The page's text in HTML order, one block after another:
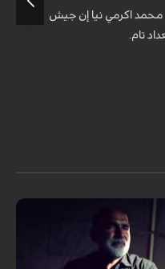
محمد اكرمي نيا إن جيش
تام.